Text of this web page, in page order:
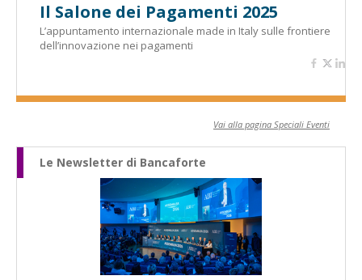
Il Salone dei Pagamenti 2025
L’appuntamento internazionale made in Italy sulle frontiere
dell’innovazione nei pagamenti
Vai alla pagina Speciali Eventi
Le Newsletter di Bancaforte